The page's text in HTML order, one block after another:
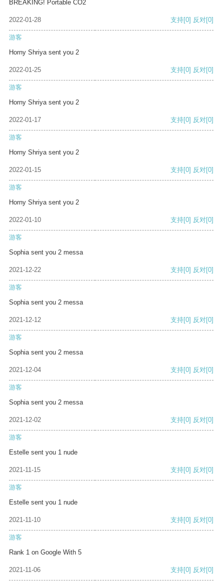
BREAKING! Portable CO2
2022-01-28 支持[0] 反对[0]
游客
Horny Shriya sent you 2
2022-01-25 支持[0] 反对[0]
游客
Horny Shriya sent you 2
2022-01-17 支持[0] 反对[0]
游客
Horny Shriya sent you 2
2022-01-15 支持[0] 反对[0]
游客
Horny Shriya sent you 2
2022-01-10 支持[0] 反对[0]
游客
Sophia sent you 2 messa
2021-12-22 支持[0] 反对[0]
游客
Sophia sent you 2 messa
2021-12-12 支持[0] 反对[0]
游客
Sophia sent you 2 messa
2021-12-04 支持[0] 反对[0]
游客
Sophia sent you 2 messa
2021-12-02 支持[0] 反对[0]
游客
Estelle sent you 1 nude
2021-11-15 支持[0] 反对[0]
游客
Estelle sent you 1 nude
2021-11-10 支持[0] 反对[0]
游客
Rank 1 on Google With 5
2021-11-06 支持[0] 反对[0]